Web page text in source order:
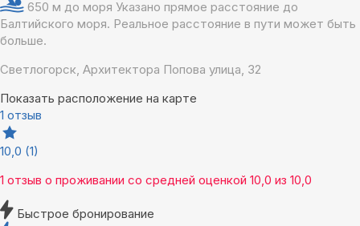
650 м до моря Указано прямое расстояние до
Балтийского моря. Реальное расстояние в пути может быть
больше.
Светлогорск, Архитектора Попова улица, 32
Показать расположение на карте
1 отзыв
10,0 (1)
1 отзыв о проживании со средней оценкой 10,0 из 10,0
Быстрое бронирование